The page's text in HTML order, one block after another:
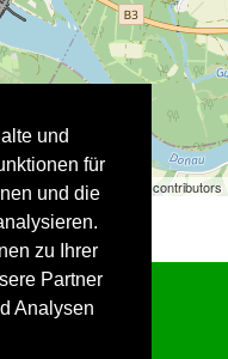
und
für
und die
zu Ihrer
Partner
Analysen
| ©OpenStreetMap contributors